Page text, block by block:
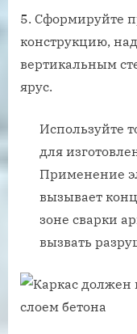
Сформируйте
конструкцию,
вертикальным
ярус.
Используйте
для
Применение
вызывает
зоне сварки
вызвать